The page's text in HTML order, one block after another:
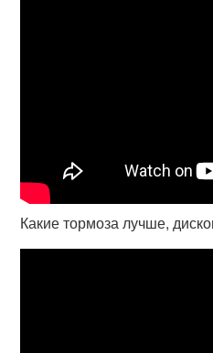
Какие тормоза лучше,